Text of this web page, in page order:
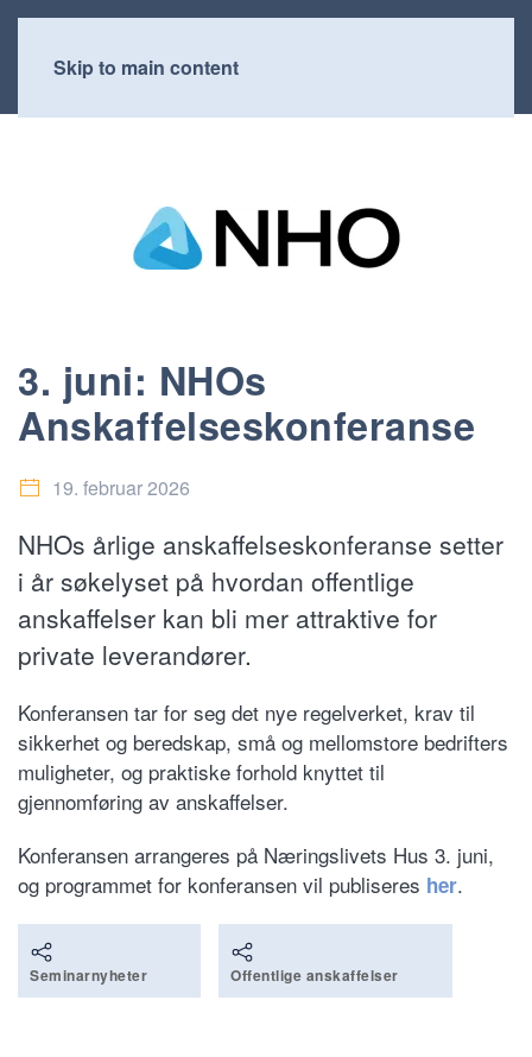
Skip to main content
3. juni: NHOs
Anskaffelseskonferanse
19. februar 2026
NHOs årlige anskaffelseskonferanse setter
i år søkelyset på hvordan offentlige
anskaffelser kan bli mer attraktive for
private leverandører.
Konferansen tar for seg det nye regelverket, krav til
sikkerhet og beredskap, små og mellomstore bedrifters
muligheter, og praktiske forhold knyttet til
gjennomføring av anskaffelser.
Konferansen arrangeres på Næringslivets Hus 3. juni,
og programmet for konferansen vil publiseres her.
Seminarnyheter Offentlige anskaffelser